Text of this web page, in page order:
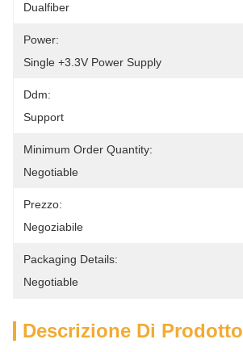
Dualfiber
Power:
Single +3.3V Power Supply
Ddm:
Support
Minimum Order Quantity:
Negotiable
Prezzo:
Negoziabile
Packaging Details:
Negotiable
Descrizione Di Prodotto